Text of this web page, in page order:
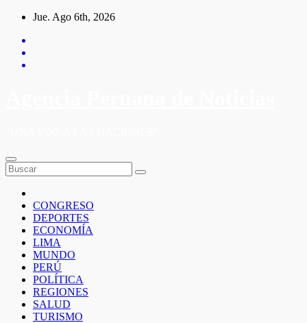
Saltar
contenido
Jue. Ago 6th, 2026
CONGRESO
DEPORTES
ECONOMÍA
LIMA
MUNDO
PERÚ
POLÍTICA
REGIONES
SALUD
TURISMO